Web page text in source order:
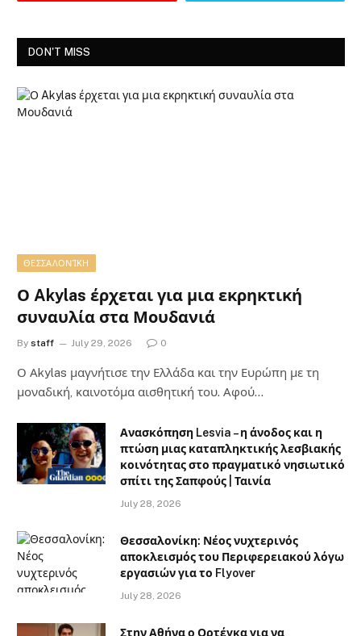
DON'T MISS
ΘΕΣΣΑΛΟΝΊΚΗ
Ο Akylas έρχεται για μια εκρηκτική
συναυλία στα Μουδανιά
By staff July 29, 2026 0
Ο Αkylas μαγνήτισε την Ελλάδα και την Ευρώπη με τη
μοναδική, καινοτόμα αισθητική του. Αφού…
Ανασκόπηση Lesvia – η άνοδος και η
πτώση μιας καταπληκτικής λεσβιακής
κοινότητας στο πραγματικό νησιωτικό
σπίτι της Σαπφούς | Ταινία
July 28, 2026
Θεσσαλονίκη: Νέος νυχτερινός
αποκλεισμός του Περιφερειακού λόγω
εργασιών για το Flyover
July 28, 2026
Στην Αθήνα ο Ορτέγκα για να